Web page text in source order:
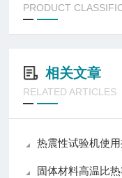
PRODUCT
相关文章
RELATED ARTICLES
热震性试验机使
固体材料高温比